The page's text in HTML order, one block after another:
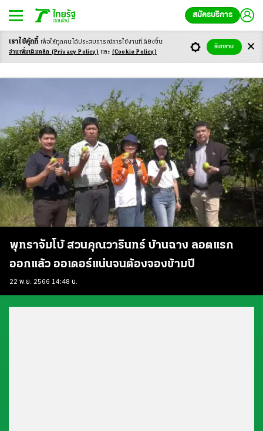
สมัครบริการ
อ.บ้านฉาง
พุทราจัมโบ้ สวนคุณวารินทร์ บ้านฉาง ลอตแรก
ออกแล้ว ออเดอร์แน่นจนต้องจองข้ามปี
22 พ.ย. 2566 14:48 น.
เราใช้คุ้กกี้ เพื่อให้ทุกคนได้ประสบการณ์การใช้งานที่ดียิ่งขึ้น
อ่านเพิ่มเติมคลิก (Privacy Policy) และ (Cookie Policy)
รับทราบ